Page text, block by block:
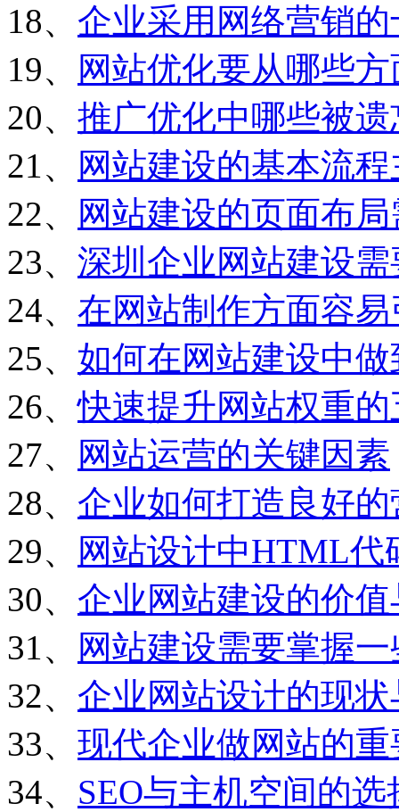
18、 企业采用网络营销
19、
网站优化要从哪些
20、 推广优化中哪些被
21、
网站建设的基本流
22、
网站建设的页面布
23、 深圳企业网站建设
24、 在网站制作方面容
25、 如何在网站建设中
26、快速提升网站权重
27、
网站运营的关键因素
28、 企业如何打造良好
29、
网站设计中HTML代
30、 企业网站建设的价
31、
网站建设需要掌握
32、 企业网站设计的现
33、 现代企业做网站的重
34、 SEO与主机空间的选